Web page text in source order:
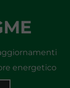
energetico